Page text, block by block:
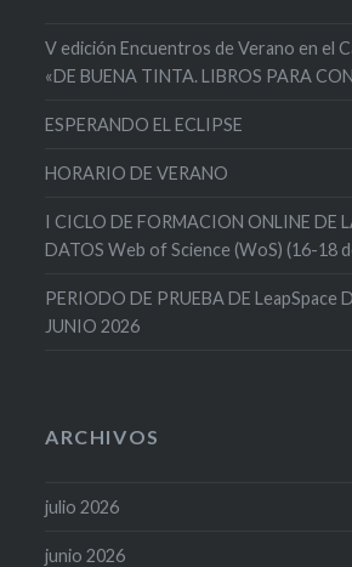
V edición Encuentros de Verano en el
«DE BUENA TINTA. LIBROS PARA
ESPERANDO EL ECLIPSE
HORARIO DE VERANO
I CICLO DE FORMACION ONLINE DE
DATOS Web of Science (WoS) (16-18
PERIODO DE PRUEBA DE LeapSpace
JUNIO 2026
ARCHIVOS
julio 2026
junio 2026